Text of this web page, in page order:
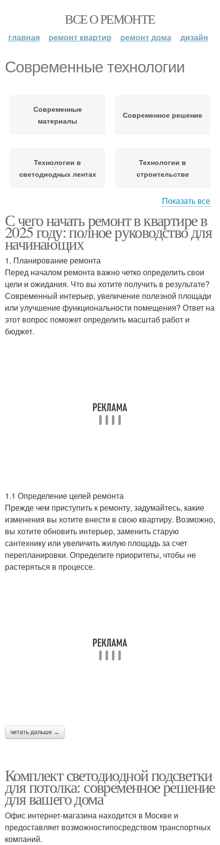
ВСЕ О РЕМОНТЕ
главная ремонт квартир ремонт дома дизайн
Современные технологии
Современные
материалы
Современное решение
Технологии в
светодиодных лентах
Технологии в
строительстве
Современные методы
технологии
Современные средства
Профессиональные
технологии
Показать все
С чего начать ремонт в квартире в
2025 году: полное руководство для
начинающих
1. Планирование ремонта
Перед началом ремонта важно четко определить свои
цели и ожидания. Что вы хотите получить в результате?
Современный интерьер, увеличение полезной площади
или улучшение функциональности помещения? Ответ на
этот вопрос поможет определить масштаб работ и
бюджет.
1.1 Определение целей ремонта
Прежде чем приступить к ремонту, задумайтесь, какие
изменения вы хотите внести в свою квартиру. Возможно,
вы хотите обновить интерьер, заменить старую
сантехнику или увеличить жилую площадь за счет
перепланировки. Определите приоритеты, чтобы не
растеряться в процессе.
читать дальше →
Комплект светодиодной подсветки
для потолка: современное решение
для вашего дома
Офис интернет-магазина находится в Москве и
предоставляет возможностипосредством транспортных
компаний.